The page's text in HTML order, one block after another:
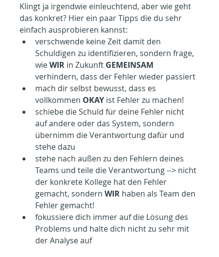
Klingt ja irgendwie einleuchtend, aber wie geht
das konkret? Hier ein paar Tipps die du sehr
einfach ausprobieren kannst:
verschwende keine Zeit damit den
Schuldigen zu identifizieren, sondern frage,
wie WIR in Zukunft GEMEINSAM
verhindern, dass der Fehler wieder passiert
mach dir selbst bewusst, dass es
vollkommen OKAY ist Fehler zu machen!
schiebe die Schuld für deine Fehler nicht
auf andere oder das System, sondern
übernimm die Verantwortung dafür und
stehe dazu
stehe nach außen zu den Fehlern deines
Teams und teile die Verantwortung --> nicht
der konkrete Kollege hat den Fehler
gemacht, sondern WIR haben als Team den
Fehler gemacht!
fokussiere dich immer auf die Lösung des
Problems und halte dich nicht zu sehr mit
der Analyse auf